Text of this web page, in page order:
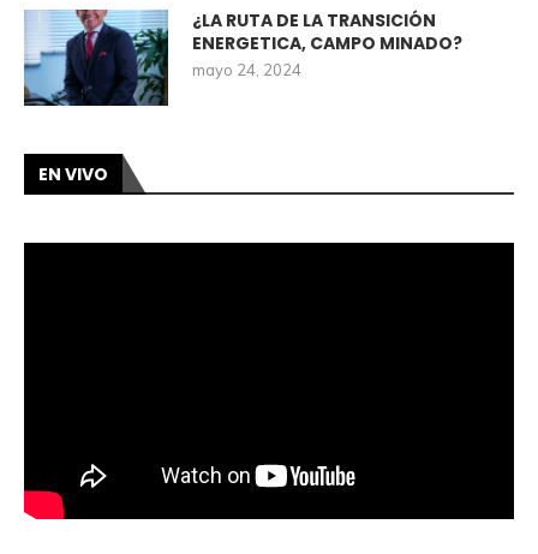
¿LA RUTA DE LA TRANSICIÓN
ENERGETICA, CAMPO MINADO?
mayo 24, 2024
EN VIVO